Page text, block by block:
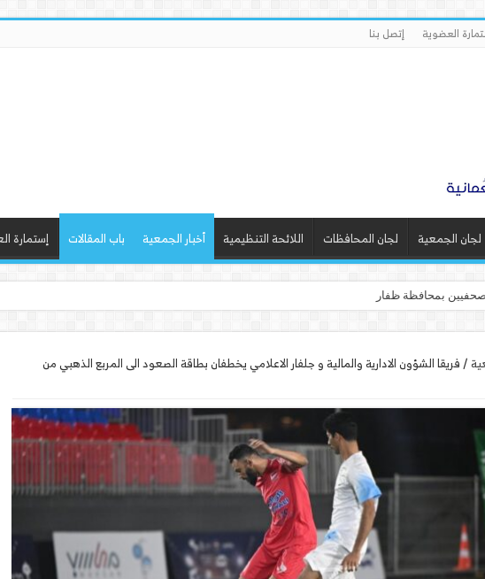
العضوية إتصل بنا
لجان الجمعية لجان المحافظات اللائحة التنظيمية أخبار الجمعية باب المقالات إستمارة
بمحافظة ظفار تنفذ ورشة عمل “أساسيات التصمي
/فريقا الشؤون الادارية والمالية و جلفار الاعلامي يخطفان بطاقة الصعود الى المربع الذهبي من